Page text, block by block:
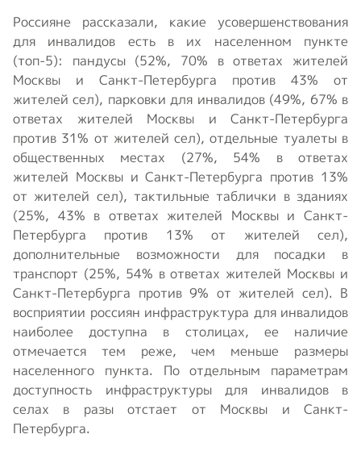
Россияне рассказали, какие усовершенствования
для инвалидов есть в их населенном пункте
(топ-5): пандусы (52%, 70% в ответах жителей
Москвы и Санкт-Петербурга против 43% от
жителей сел), парковки для инвалидов (49%, 67% в
ответах жителей Москвы и Санкт-Петербурга
против 31% от жителей сел), отдельные туалеты в
общественных местах (27%, 54% в ответах
жителей Москвы и Санкт-Петербурга против 13%
от жителей сел), тактильные таблички в зданиях
(25%, 43% в ответах жителей Москвы и Санкт-
Петербурга против 13% от жителей сел),
дополнительные возможности для посадки в
транспорт (25%, 54% в ответах жителей Москвы и
Санкт-Петербурга против 9% от жителей сел). В
восприятии россиян инфраструктура для инвалидов
наиболее доступна в столицах, ее наличие
отмечается тем реже, чем меньше размеры
населенного пункта. По отдельным параметрам
доступность инфраструктуры для инвалидов в
селах в разы отстает от Москвы и Санкт-
Петербурга.